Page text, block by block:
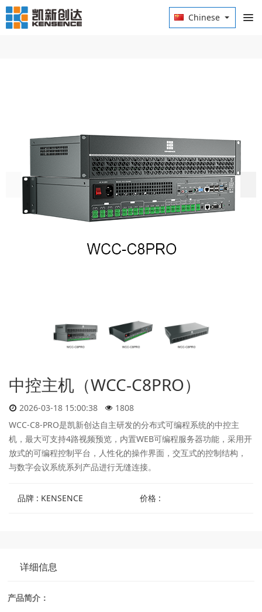
Chinese
中控主机（WCC-C8PRO）
2026-03-18 15:00:38
1808
WCC-C8-PRO是凯新创达自主研发的分布式可编程系统的中控主
机，最大可支持4路视频预览，内置WEB可编程服务器功能，采用开
放式的可编程控制平台，人性化的操作界面，交互式的控制结构，
与数字会议系统系列产品进行无缝连接。
品牌 : KENSENCE 价格 :
详细信息
产品简介：